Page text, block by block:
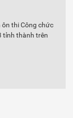
ôn thi Công chức
tỉnh thành trên